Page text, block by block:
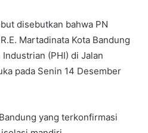
disebutkan bahwa PN
Martadinata Kota Bandung
(PHI) di Jalan
pada Senin 14 Desember
yang terkonfirmasi